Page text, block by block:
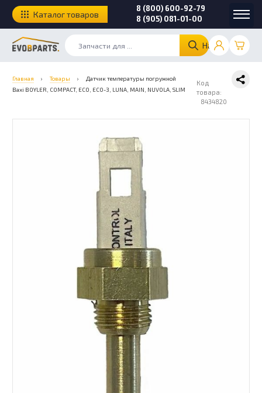
Найти
8 (800) 600-92-79
8 (905) 081-01-00
Каталог товаров
Главная › Товары ›
Датчик температуры погружной
Baxi BOYLER, COMPACT, ECO, ECO-3, LUNA, MAIN, NUVOLA, SLIM
Код
товара:
8434820